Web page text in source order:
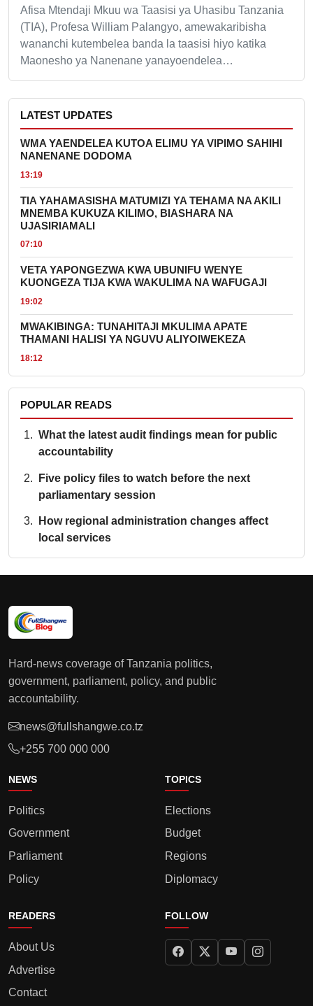
Afisa Mtendaji Mkuu wa Taasisi ya Uhasibu Tanzania
(TIA), Profesa William Palangyo, amewakaribisha
wananchi kutembelea banda la taasisi hiyo katika
Maonesho ya Nanenane yanayoendelea…
LATEST UPDATES
WMA YAENDELEA KUTOA ELIMU YA VIPIMO SAHIHI
NANENANE DODOMA
13:19
TIA YAHAMASISHA MATUMIZI YA TEHAMA NA AKILI
MNEMBA KUKUZA KILIMO, BIASHARA NA
UJASIRIAMALI
07:10
VETA YAPONGEZWA KWA UBUNIFU WENYE
KUONGEZA TIJA KWA WAKULIMA NA WAFUGAJI
19:02
MWAKIBINGA: TUNAHITAJI MKULIMA APATE
THAMANI HALISI YA NGUVU ALIYOIWEKEZA
18:12
POPULAR READS
What the latest audit findings mean for public
accountability
Five policy files to watch before the next
parliamentary session
How regional administration changes affect
local services
Hard-news coverage of Tanzania politics,
government, parliament, policy, and public
accountability.
news@fullshangwe.co.tz
+255 700 000 000
NEWS
Politics
Government
Parliament
Policy
TOPICS
Elections
Budget
Regions
Diplomacy
READERS
About Us
Advertise
Contact
FOLLOW